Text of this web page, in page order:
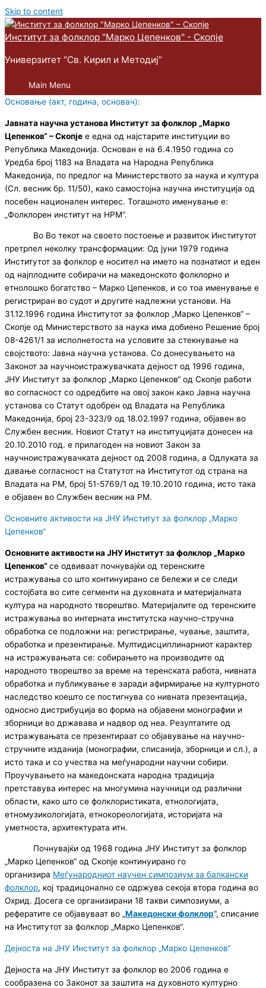
Skip to content
Институт за фолклор "Марко Цепенков" - Скопје
Универзитет “Св. Кирил и Методиј”
Main Menu
Основање (акт, година, основач):
Јавната научна установа Институт за фолклор „Марко
Цепенков“ – Скопје е една од најстарите институции во
Република Македонија. Основан е на 6.4.1950 година со
Уредба број 1183 на Владата на Народна Република
Македонија, по предлог на Министерството за наука и култура
(Сл. весник бр. 11/50), како самостојна научна институција од
посебен национален интерес. Тогашното именување е:
„Фолклорен институт на НРМ“.
Во Во текот на своето постоење и развиток Институтот
претрпел неколку трансформации: Од јуни 1979 година
Институтот за фолклор е носител на името на познатиот и еден
од најплодните собирачи на македонското фолклорно и
етнолошко богатство – Марко Цепенков, и со тоа именување е
регистриран во судот и другите надлежни установи. На
31.12.1996 година Институтот за фолклор „Марко Цепенков“ –
Скопје од Министерството за наука има добиено Решение број
08-4261/1 за исполнетоста на условите за стекнување на
својството: Јавна научна установа. Со донесувањето на
Законот за научноистражувачката дејност од 1996 година,
ЈНУ Институт за фолклор „Марко Цепенков“ од Скопје работи
во согласност со одредбите на овој закон како Јавна научна
установа со Статут одобрен од Владата на Република
Македонија, број 23-323/9 од 18.02.1997 година, објавен во
Службен весник. Новиот Статут на институцијата донесен на
20.10.2010 год. е прилагоден на новиот Закон за
научноистражувачката дејност од 2008 година, а Одлуката за
давање согласност на Статутот на Институтот од страна на
Владата на РМ, број 51-5769/1 од 19.10.2010 година, исто така
е објавен во Службен весник на РМ.
Основните активости на ЈНУ Институт за фолклор „Марко
Цепенков“
Основните активости на ЈНУ Институт за фолклор „Марко
Цепенков“се одвиваат почнувајќи од теренските
истражувања со што континуирано се бележи и се следи
состојбата во сите сегменти на духовната и материјалната
култура на народното творештво. Материјалите од теренските
истражувања во интерната институтска научно-стручна
обработка се подложни на: регистрирање, чување, заштита,
обработка и презентирање. Мултидисциплинарниот карактер
на истражувањата се: собирањето на производите од
народното творештво за време на теренската работа, нивната
обработка и публикување е заради афирмирање на културното
наследство коешто се постигнува со нивната презентација,
односно дистрибуција во форма на објавени монографии и
зборници во државава и надвор од неа. Резултатите од
истражувањата се презентираат со објавување на научно-
стручните изданија (монографии, списанија, зборници и сл.), а
исто така и со учества на меѓународни научни собири.
Проучувањето на македонската народна традиција
претставува интерес на многумина научници од различни
области, како што се фолклористиката, етнологијата,
етномузикологијата, етнокореологијата, историјата на
уметноста, архитектурата итн.
Почнувајќи од 1968 година ЈНУ Институт за фолклор
„Марко Цепенков“ од Скопје континуирано го
организира Меѓународниот научен симпозиум за балкански
фолклор, кој традицонално се одржува секоја втора година во
Охрид. Досега се организирани 18 такви симпозиуми, а
рефератите се објавуваат во „Македонски фолклор“, списание
на Институтот за фолклор „Марко Цепенков“.
Дејноста на ЈНУ Институт за фолклор „Марко Цепенков“
Дејноста на ЈНУ Институт за фолклор во 2006 година е
сообразена со Законот за заштита на духовното културно